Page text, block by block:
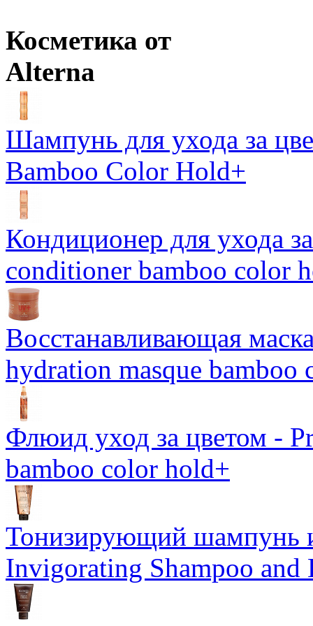
Косметика от
Alterna
Шампунь для ухода за
Bamboo Color Hold+
Кондиционер для ухода
conditioner bamboo color
Восстанавливающая
hydration masque bamboo
Флюид уход за цветом -
bamboo color hold+
Тонизирующий шампунь
Invigorating Shampoo and